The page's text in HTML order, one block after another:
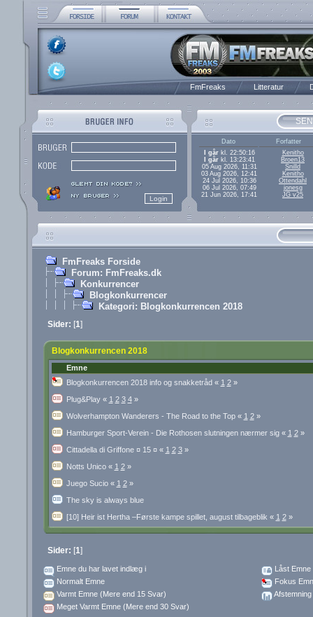
FmFreaks Litteratur
Dato
Forfatter
I gårkl. 22:50:16
Kenitho
I gårkl. 13:23:41
Broen13
05 Aug 2026, 11:31
Snilld
03 Aug 2026, 12:41
Kenitho
24 Jul 2026, 10:36
Ottendahl
06 Jul 2026, 07:49
jonesg
21 Jun 2026, 17:41
JG v25
FmFreaks Forside
Forum: FmFreaks.dk
Konkurrencer
Blogkonkurrencer
Kategori: Blogkonkurrencen 2018
Sider: [1]
Blogkonkurrencen 2018
Emne
Blogkonkurrencen 2018 info og snakketråd « 1 2»
Plug&Play « 1 2 3 4»
Wolverhampton Wanderers - The Road to the Top « 1 2»
Hamburger Sport-Verein - Die Rothosen slutningen nærmer sig « 1 2»
Cittadella di Griffone ¤ 15 ¤ « 1 2 3»
Notts Unico « 1 2»
Juego Sucio « 1 2»
The sky is always blue
[10] Heir ist Hertha –Første kampe spillet, august tilbageblik « 1 2»
Sider: [1]
Emne du har lavet indlæg i
Normalt Emne
Varmt Emne (Mere end 15 Svar)
Meget Varmt Emne (Mere end 30 Svar)
Låst Emne
Fokus
Afstemning